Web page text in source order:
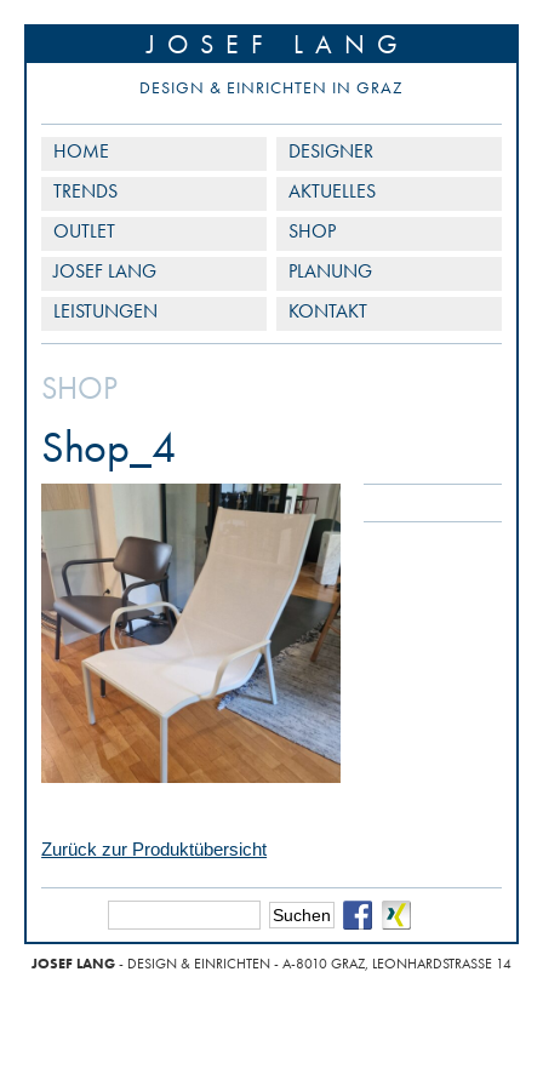
JOSEF LANG
DESIGN & EINRICHTEN IN GRAZ
HOME
DESIGNER
TRENDS
AKTUELLES
OUTLET
SHOP
JOSEF LANG
PLANUNG
LEISTUNGEN
KONTAKT
SHOP
Shop_4
Zurück zur Produktübersicht
JOSEF LANG- DESIGN & EINRICHTEN - A-8010 GRAZ, LEONHARDSTRASSE 14